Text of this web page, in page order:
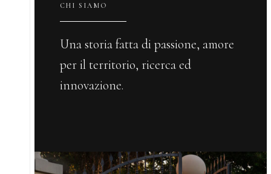
CHI SIAMO
Una storia fatta di passione, amore
per il territorio, ricerca ed
innovazione.